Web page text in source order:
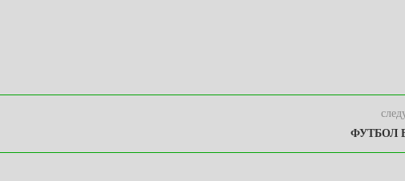
ФУТБОЛ